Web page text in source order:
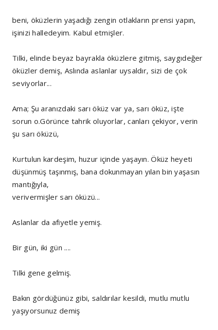
beni, öküzlerin yaşadığı zengin otlakların prensi yapın,
işinizi halledeyim. Kabul etmişler.
Tilki, elinde beyaz bayrakla öküzlere gitmiş, saygıdeğer
öküzler demiş, Aslında aslanlar uysaldır, sizi de çok
seviyorlar...
Ama; Şu aranızdaki sarı öküz var ya, sarı öküz, işte
sorun o.Görünce tahrik oluyorlar, canları çekiyor, verin
şu sarı öküzü,
Kurtulun kardeşim, huzur içinde yaşayın. Öküz heyeti
düşünmüş taşınmış, bana dokunmayan yılan bin yaşasın
mantığıyla,
verivermişler sarı öküzü...
Aslanlar da afiyetle yemiş.
Bir gün, iki gün ....
Tilki gene gelmiş.
Bakın gördüğünüz gibi, saldırılar kesildi, mutlu mutlu
yaşıyorsunuz demiş